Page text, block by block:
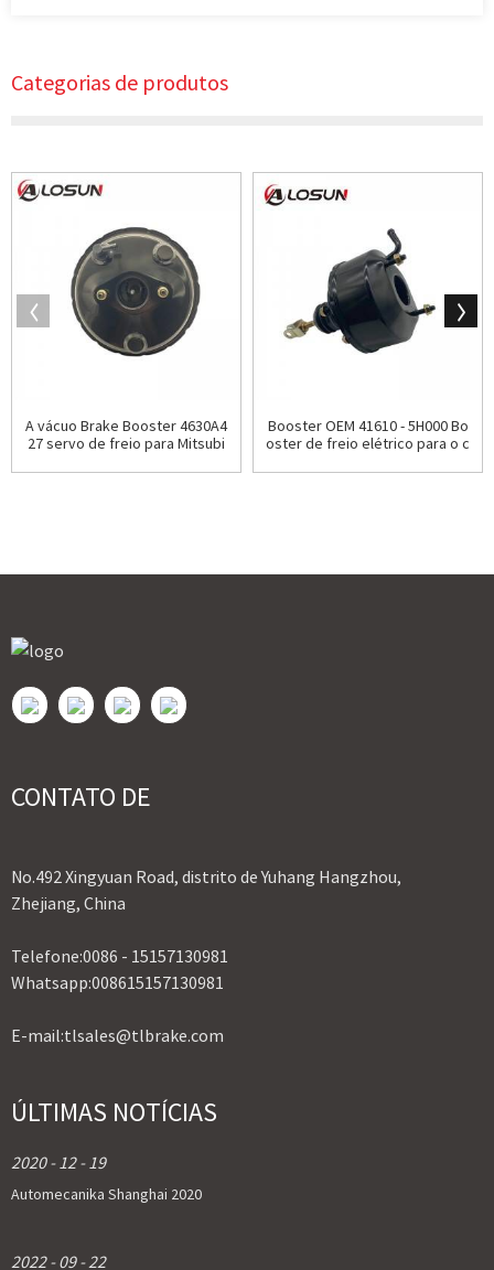
Categorias de produtos
A vácuo Brake Booster 4630A4
27 servo de freio para Mitsubi
Booster OEM 41610 - 5H000 Bo
oster de freio elétrico para o c
CONTATO DE
No.492 Xingyuan Road, distrito de Yuhang Hangzhou,
Zhejiang, China
Telefone:0086 - 15157130981
Whatsapp:008615157130981
E-mail:tlsales@tlbrake.com
ÚLTIMAS NOTÍCIAS
2020 - 12 - 19
Automecanika Shanghai 2020
2022 - 09 - 22